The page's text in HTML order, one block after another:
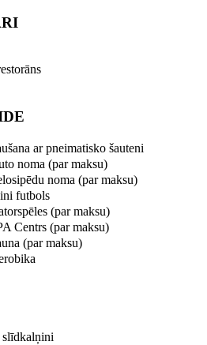
ar pneimatisko šauteni
noma (par maksu)
noma (par maksu)
futbols
(par maksu)
Centrs (par maksu)
(par maksu)
slīdkalņini